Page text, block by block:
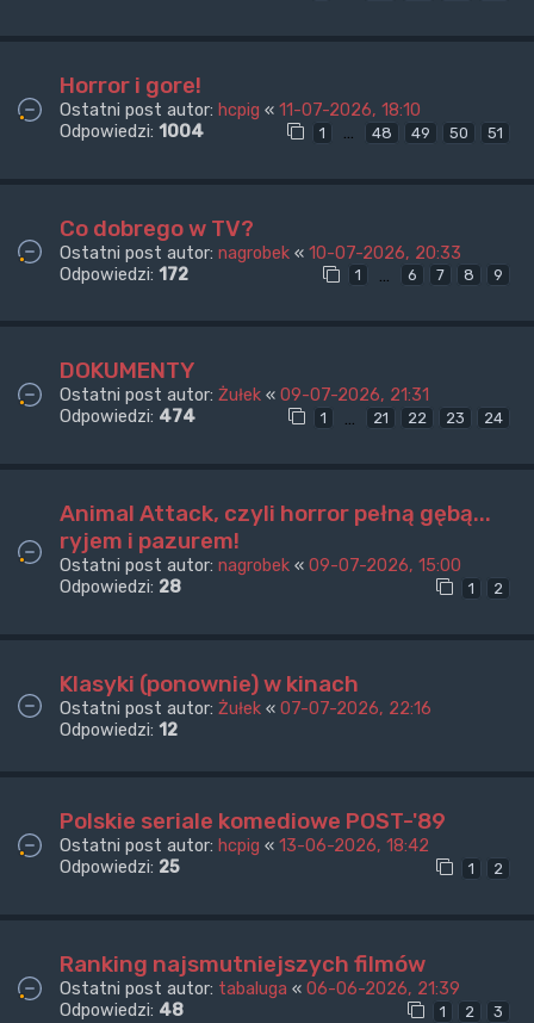
Horror i gore!
Ostatni post autor: hcpig « 11-07-2026, 18:10
Odpowiedzi: 1004 1 … 48 49 50 51
Co dobrego w TV?
Ostatni post autor: nagrobek « 10-07-2026, 20:33
Odpowiedzi: 172 1 … 6 7 8 9
DOKUMENTY
Ostatni post autor: Żułek « 09-07-2026, 21:31
Odpowiedzi: 474 1 … 21 22 23 24
Animal Attack, czyli horror pełną gębą...
ryjem i pazurem!
Ostatni post autor: nagrobek « 09-07-2026, 15:00
Odpowiedzi: 28 1 2
Klasyki (ponownie) w kinach
Ostatni post autor: Żułek « 07-07-2026, 22:16
Odpowiedzi: 12
Polskie seriale komediowe POST-'89
Ostatni post autor: hcpig « 13-06-2026, 18:42
Odpowiedzi: 25 1 2
Ranking najsmutniejszych filmów
Ostatni post autor: tabaluga « 06-06-2026, 21:39
Odpowiedzi: 48 1 2 3